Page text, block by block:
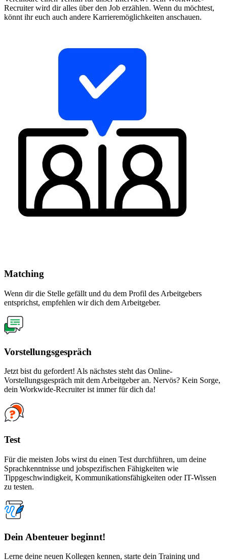
Recruiter wird dir alles über den Job erzählen. Wenn du möchtest,
könnt ihr euch auch andere Karrieremöglichkeiten anschauen.
Matching
Wenn dir die Stelle gefällt und du dem Profil des Arbeitgebers
entsprichst, empfehlen wir dich dem Arbeitgeber.
Vorstellungsgespräch
Jetzt bist du gefordert! Als nächstes steht das Online-
Vorstellungsgespräch mit dem Arbeitgeber an. Nervös? Kein Sorge,
dein Workwide-Recruiter ist immer für dich da!
Test
Für die meisten Jobs wirst du einen Test durchführen, um deine
Sprachkenntnisse und jobspezifischen Fähigkeiten wie
Tippgeschwindigkeit, Kommunikationsfähigkeiten oder IT-Wissen
zu testen.
Dein Abenteuer beginnt!
Lerne deine neuen Kollegen kennen, starte dein Training und